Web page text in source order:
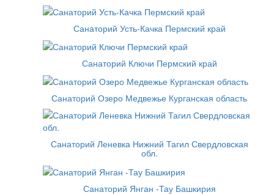
Санаторий Усть-Качка Пермский край
Санаторий Ключи Пермский край
Санаторий Озеро Медвежье Курганская область
Санаторий Леневка Нижний Тагил Свердловская
обл.
Санаторий Янган -Тау Башкирия